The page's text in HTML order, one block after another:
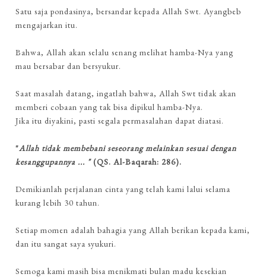
Satu saja pondasinya, bersandar kepada Allah Swt. Ayangbeb
mengajarkan itu.
Bahwa, Allah akan selalu senang melihat hamba-Nya yang
mau bersabar dan bersyukur.
Saat masalah datang, ingatlah bahwa, Allah Swt tidak akan
memberi cobaan yang tak bisa dipikul hamba-Nya.
Jika itu diyakini, pasti segala permasalahan dapat diatasi.
"Allah tidak membebani seseorang melainkan sesuai dengan
kesanggupannya ... " (QS. Al-Baqarah: 286).
Demikianlah perjalanan cinta yang telah kami lalui selama
kurang lebih 30 tahun.
Setiap momen adalah bahagia yang Allah berikan kepada kami,
dan itu sangat saya syukuri.
Semoga kami masih bisa menikmati bulan madu kesekian